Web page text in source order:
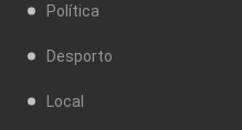
Política
Desporto
Local